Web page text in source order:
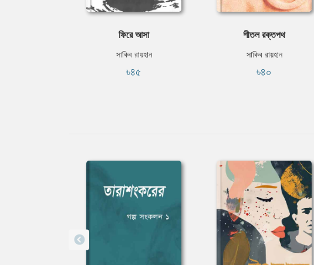
ফিরে আসা
সাকিব রায়হান
৳৪৫
শীতল রক্তপথ
সাকিব রায়হান
৳৪০